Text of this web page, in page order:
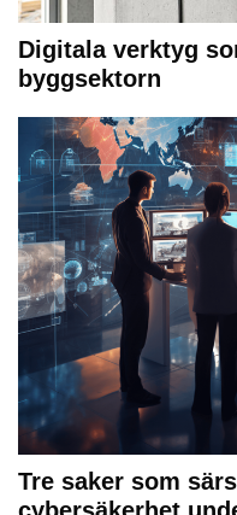
Digitala verktyg
byggsektorn
Tre saker som
cybersäkerhet